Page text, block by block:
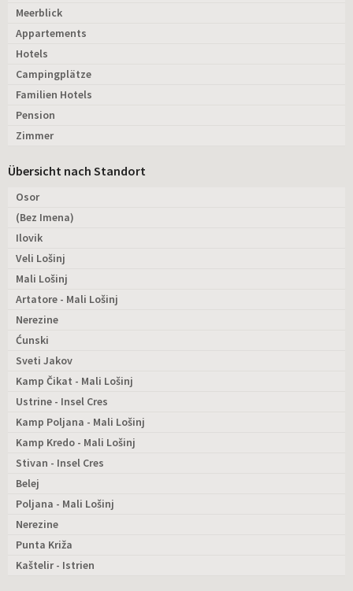
Meerblick
Appartements
Hotels
Campingplätze
Familien Hotels
Pension
Zimmer
Übersicht nach Standort
Osor
(Bez Imena)
Ilovik
Veli Lošinj
Mali Lošinj
Artatore - Mali Lošinj
Nerezine
Ćunski
Sveti Jakov
Kamp Čikat - Mali Lošinj
Ustrine - Insel Cres
Kamp Poljana - Mali Lošinj
Kamp Kredo - Mali Lošinj
Stivan - Insel Cres
Belej
Poljana - Mali Lošinj
Nerezine
Punta Križa
Kaštelir - Istrien